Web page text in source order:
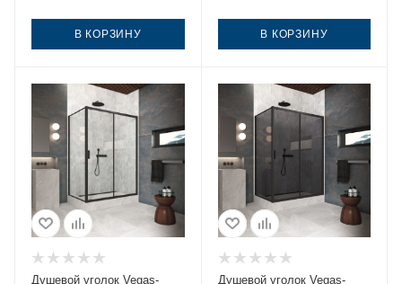
В КОРЗИНУ В КОРЗИНУ
Душевой уголок Vegas-
Душевой уголок Vegas-